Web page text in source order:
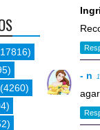
- n
(4260)